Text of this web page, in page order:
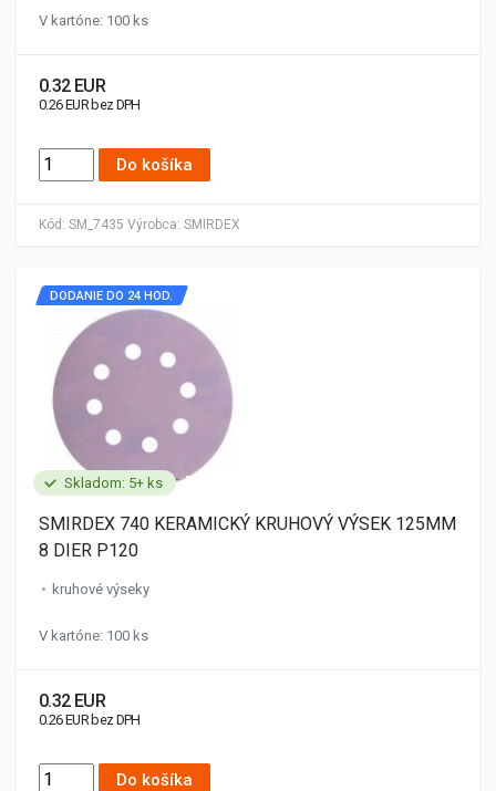
Kód: SM_7435 Výrobca: SMIRDEX
V kartóne: 100 ks
0.32 EUR
0.26 EUR bez DPH
Do košíka
Skladom: 5+ ks
DODANIE DO 24 HOD.
SMIRDEX 740 KERAMICKÝ KRUHOVÝ VÝSEK 125MM
8 DIER P120
kruhové výseky
V kartóne: 100 ks
0.32 EUR
0.26 EUR bez DPH
Do košíka